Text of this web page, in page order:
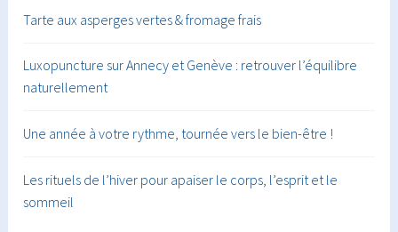
Tarte aux asperges vertes & fromage frais
Luxopuncture sur Annecy et Genève : retrouver l’équilibre
naturellement
Une année à votre rythme, tournée vers le bien-être !
Les rituels de l’hiver pour apaiser le corps, l’esprit et le
sommeil